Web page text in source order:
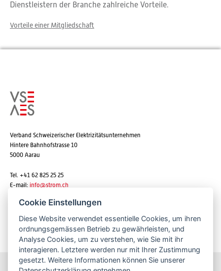
Dienstleistern der Branche zahlreiche Vorteile.
Vorteile einer Mitgliedschaft
Verband Schweizerischer Elektrizitätsunternehmen
Hintere Bahnhofstrasse 10
5000 Aarau
Tel. +41 62 825 25 25
E-mail: info@strom.ch
Newsletter abonnieren
Cookie Einstellungen
Diese Website verwendet essentielle Cookies, um ihren
ordnungsgemässen Betrieb zu gewährleisten, und
Analyse Cookies, um zu verstehen, wie Sie mit ihr
interagieren. Letztere werden nur mit Ihrer Zustimmung
gesetzt. Weitere Informationen können Sie unserer